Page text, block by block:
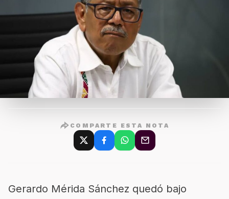
COMPARTE ESTA NOTA
Gerardo Mérida Sánchez quedó bajo